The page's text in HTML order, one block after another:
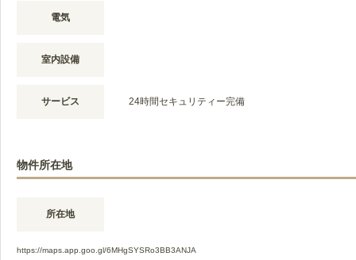
電気
室内設備
サービス 24時間セキュリティー完備
物件所在地
所在地
https://maps.app.goo.gl/6MHgSYSRo3BB3ANJA